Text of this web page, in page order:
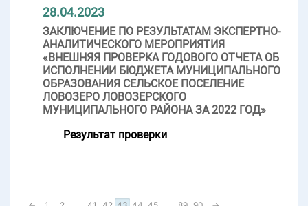
28.04.2023
ЗАКЛЮЧЕНИЕ ПО РЕЗУЛЬТАТАМ ЭКСПЕРТНО-
АНАЛИТИЧЕСКОГО МЕРОПРИЯТИЯ
«ВНЕШНЯЯ ПРОВЕРКА ГОДОВОГО ОТЧЕТА ОБ
ИСПОЛНЕНИИ БЮДЖЕТА МУНИЦИПАЛЬНОГО
ОБРАЗОВАНИЯ СЕЛЬСКОЕ ПОСЕЛЕНИЕ
ЛОВОЗЕРО ЛОВОЗЕРСКОГО
МУНИЦИПАЛЬНОГО РАЙОНА ЗА 2022 ГОД»
Результат проверки